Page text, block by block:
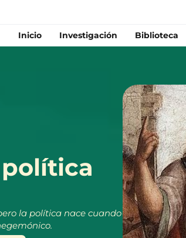
Inicio Investigación Biblioteca
la política nace cuando